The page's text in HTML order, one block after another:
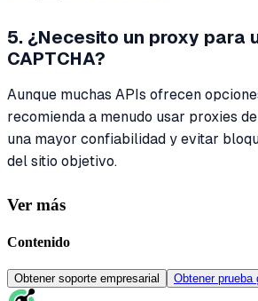
5. ¿Necesito un proxy para
CAPTCHA?
Aunque muchas APIs ofrecen
recomienda a menudo usar proxies
una mayor confiabilidad y evitar
del sitio objetivo.
Ver más
Contenido
Obtener soporte empresarial Obtener prueba